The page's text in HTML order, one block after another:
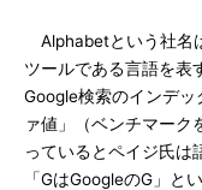
Alphabetという社名
ツールである言語を表
Google検索のインデ
ァ値」（ベンチマーク
っているとペイジ氏は
「GはGoogleのG」と